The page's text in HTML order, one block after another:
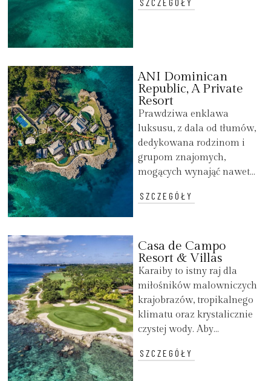
ANI Dominican
Republic, A Private
Resort
Prawdziwa enklawa
luksusu, z dala od tłumów,
dedykowana rodzinom i
grupom znajomych,
mogących wynająć nawet...
SZCZEGÓŁY
Casa de Campo
Resort & Villas
Karaiby to istny raj dla
miłośników malowniczych
krajobrazów, tropikalnego
klimatu oraz krystalicznie
czystej wody. Aby...
SZCZEGÓŁY